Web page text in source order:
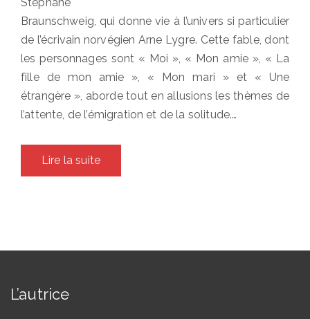
Braunschweig, qui donne vie à l’univers si particulier
de l’écrivain norvégien Arne Lygre. Cette fable, dont
les personnages sont « Moi », « Mon amie », « La
fille de mon amie », « Mon mari » et « Une
étrangère », aborde tout en allusions les thèmes de
l’attente, de l’émigration et de la solitude.…
Lire la suite
L’autrice